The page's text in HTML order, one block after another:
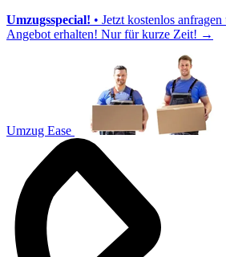
Umzugsspecial! • Jetzt kostenlos
Angebot erhalten! Nur für kurze Zeit! →
Umzug Ease